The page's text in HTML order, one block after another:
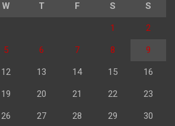
W T F S S
1 2
5 6 7 8 9
12 13 14 15 16
19 20 21 22 23
26 27 28 29 30